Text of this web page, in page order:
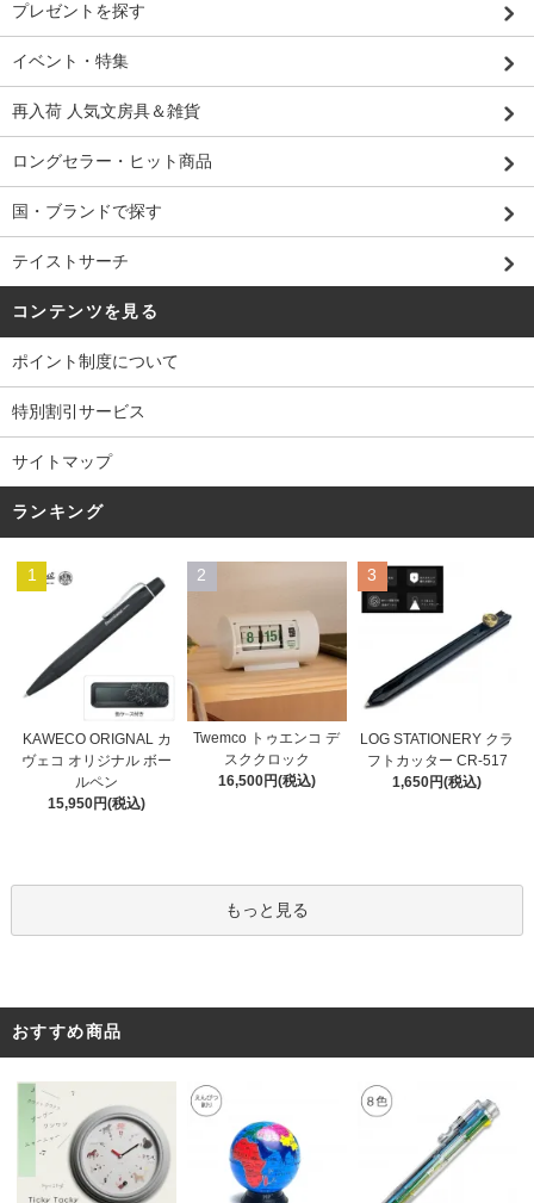
プレゼントを探す
イベント・特集
再入荷 人気文房具＆雑貨
ロングセラー・ヒット商品
国・ブランドで探す
テイストサーチ
コンテンツを見る
ポイント制度について
特別割引サービス
サイトマップ
ランキング
1
KAWECO ORIGNAL カ
ヴェコ オリジナル ボー
ルペン
15,950円(税込)
2
Twemco トゥエンコ デ
スククロック
16,500円(税込)
3
LOG STATIONERY クラ
フトカッター CR-517
1,650円(税込)
もっと見る
おすすめ商品